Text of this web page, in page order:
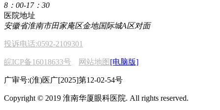
8：00-17：30
医院地址
安徽省淮南市田家庵区金地国际城A区对面
投诉电话:0592-2109301
皖ICP备16018633号 网站地图 [电脑版]
广审号:(淮)医广[2025]第12-02-54号
Copyright © 2019 淮南华厦眼科医院. All rights reserved.